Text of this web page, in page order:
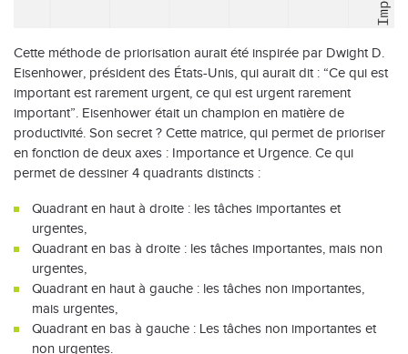
Cette méthode de priorisation aurait été inspirée par Dwight D.
Eisenhower, président des États-Unis, qui aurait dit : “Ce qui est
important est rarement urgent, ce qui est urgent rarement
important”. Eisenhower était un champion en matière de
productivité. Son secret ? Cette matrice, qui permet de prioriser
en fonction de deux axes : Importance et Urgence. Ce qui
permet de dessiner 4 quadrants distincts :
Quadrant en haut à droite : les tâches importantes et
urgentes,
Quadrant en bas à droite : les tâches importantes, mais non
urgentes,
Quadrant en haut à gauche : les tâches non importantes,
mais urgentes,
Quadrant en bas à gauche : Les tâches non importantes et
non urgentes.